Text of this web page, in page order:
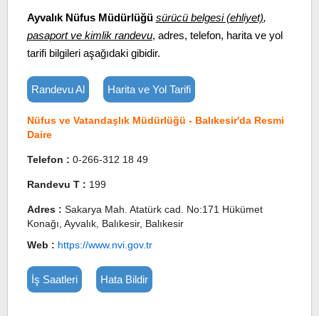
Ayvalık Nüfus Müdürlüğü sürücü belgesi (ehliyet),
pasaport ve kimlik randevu, adres, telefon, harita ve yol
tarifi bilgileri aşağıdaki gibidir.
Randevu Al Harita ve Yol Tarifi
Nüfus ve Vatandaşlık Müdürlüğü - Balıkesir'da Resmi
Daire
Telefon : 0-266-312 18 49
Randevu T : 199
Adres : Sakarya Mah. Atatürk cad. No:171 Hükümet
Konağı, Ayvalık, Balıkesir, Balıkesir
Web : https://www.nvi.gov.tr
İş Saatleri Hata Bildir